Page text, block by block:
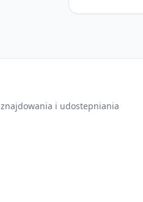
i udostepniania